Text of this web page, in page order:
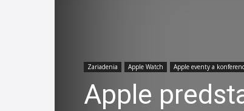
Zariadenia Apple Watch Apple eventy a
Apple